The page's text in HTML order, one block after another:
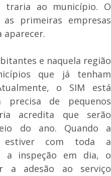
traria ao município. O
primeiras empresas
aparecer.
e naquela região
que já tenham
o SIM está
precisa de pequenos
acredita que serão
do ano. Quando a
estiver com toda a
a inspeção em dia, o
a adesão ao serviço